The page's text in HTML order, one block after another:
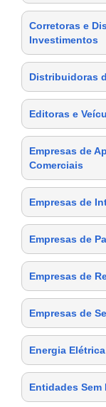
Corretoras e
Investimentos
Distribuidoras
Editoras e
Empresas de
Comerciais
Empresas de
Empresas de
Empresas de
Empresas de
Energia Elétrica
Entidades